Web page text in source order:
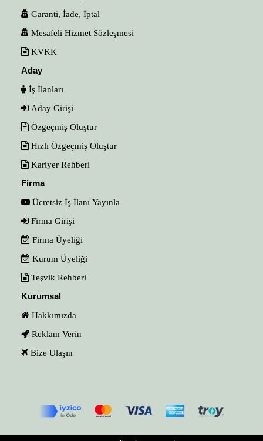
Garanti, İade, İptal
Mesafeli Hizmet Sözleşmesi
KVKK
Aday
İş İlanları
Aday Girişi
Özgeçmiş Oluştur
Hızlı Özgeçmiş Oluştur
Kariyer Rehberi
Firma
Ücretsiz İş İlanı Yayınla
Firma Girişi
Firma Üyeliği
Kurum Üyeliği
Teşvik Rehberi
Kurumsal
Hakkımızda
Reklam Verin
Bize Ulaşın